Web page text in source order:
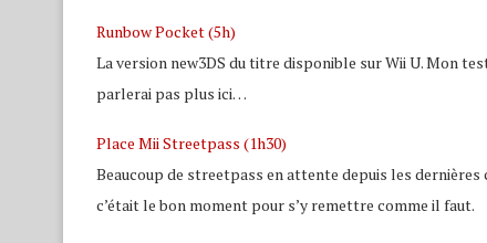
Runbow Pocket (5h)
La version new3DS du titre disponible sur Wii U. Mon
parlerai pas plus ici…
Place Mii Streetpass (1h30)
Beaucoup de streetpass en attente depuis les dernières
c’était le bon moment pour s’y remettre comme il faut.